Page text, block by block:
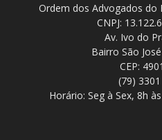
Ordem dos Advogados do
CNPJ:
Av. Ivo do
Bairro São
CEP:
(79)
Horário: Seg à Sex, 8h